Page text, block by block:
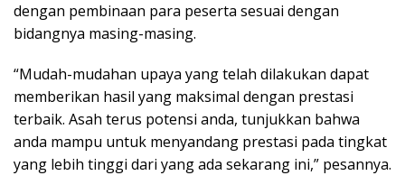
dengan pembinaan para peserta sesuai dengan
bidangnya masing-masing.
“Mudah-mudahan upaya yang telah dilakukan dapat
memberikan hasil yang maksimal dengan prestasi
terbaik. Asah terus potensi anda, tunjukkan bahwa
anda mampu untuk menyandang prestasi pada tingkat
yang lebih tinggi dari yang ada sekarang ini,” pesannya.